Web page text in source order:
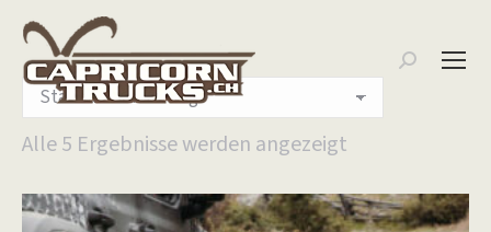
Search:
Alle 5 Ergebnisse werden angezeigt